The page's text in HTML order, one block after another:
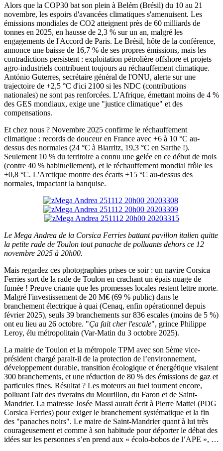
Alors que la COP30 bat son plein à Belém (Brésil) du 10 au 21
novembre, les espoirs d'avancées climatiques s'amenuisent. Les
émissions mondiales de CO2 atteignent près de 60 milliards de
tonnes en 2025, en hausse de 2,3 % sur un an, malgré les
engagements de l'Accord de Paris. Le Brésil, hôte de la conférence,
annonce une baisse de 16,7 % de ses propres émissions, mais les
contradictions persistent : exploitation pétrolière offshore et projets
agro-industriels contribuent toujours au réchauffement climatique.
António Guterres, secrétaire général de l'ONU, alerte sur une
trajectoire de +2,5 °C d'ici 2100 si les NDC (contributions
nationales) ne sont pas renforcées. L'Afrique, émettant moins de 4 %
des GES mondiaux, exige une "justice climatique" et des
compensations.
Et chez nous ? Novembre 2025 confirme le réchauffement
climatique : records de douceur en France avec +6 à 10 °C au-
dessus des normales (24 °C à Biarritz, 19,3 °C en Sarthe !).
Seulement 10 % du territoire a connu une gelée en ce début de mois
(contre 40 % habituellement), et le réchauffement mondial frôle les
+0,8 °C. L'Arctique montre des écarts +15 °C au-dessus des
normales, impactant la banquise.
Le Mega Andrea de la Corsica Ferries battant pavillon italien quitte
la petite rade de Toulon tout panache de polluants dehors ce 12
novembre 2025 à 20h00.
Mais regardez ces photographies prises ce soir : un navire Corsica
Ferries sort de la rade de Toulon en crachant un épais nuage de
fumée ! Preuve criante que les promesses locales restent lettre morte.
Malgré l'investissement de 20 M€ (69 % public) dans le
branchement électrique à quai (Cenaq, enfin opérationnel depuis
février 2025), seuls 39 branchements sur 836 escales (moins de 5 %)
ont eu lieu au 26 octobre. "Ça fait cher l'escale", grince Philippe
Leroy, élu métropolitain (Var-Matin du 3 octobre 2025).
La mairie de Toulon et la métropole TPM avec son 5ème vice-
président chargé parait-il de la protection de l’environnement,
développement durable, transition écologique et énergétique visaient
300 branchements, et une réduction de 80 % des émissions de gaz et
particules fines. Résultat ? Les moteurs au fuel tournent encore,
polluant l'air des riverains du Mourillon, du Faron et de Saint-
Mandrier. La mairesse Josée Massi aurait écrit à Pierre Mattei (PDG
Corsica Ferries) pour exiger le branchement systématique et la fin
des "panaches noirs". Le maire de Saint-Mandrier quant à lui très
courageusement et comme à son habitude pour déporter le débat des
idées sur les personnes s’en prend aux « écolo-bobos de l’APE », …